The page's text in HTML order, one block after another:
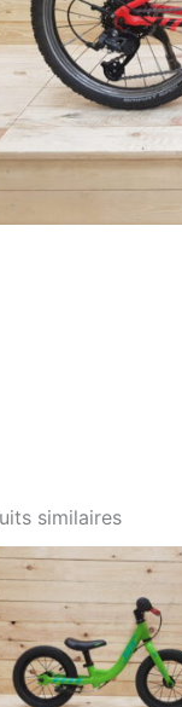
similaires